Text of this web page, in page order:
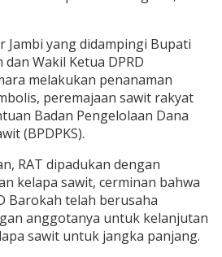
Jambi yang didampingi Bupati
Wakil Ketua DPRD
melakukan penanaman
peremajaan sawit rakyat
Badan Pengelolaan Dana
(BPDPKS).
RAT dipadukan dengan
kelapa sawit, cerminan bahwa
Barokah telah berusaha
anggotanya untuk kelanjutan
sawit untuk jangka panjang.